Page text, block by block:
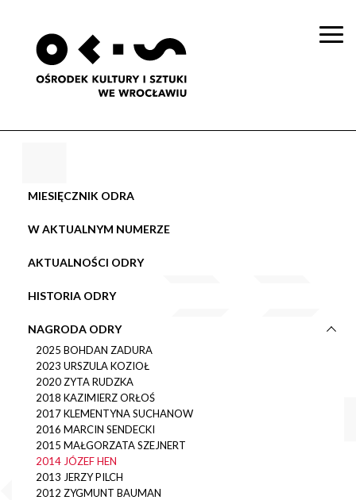
MIESIĘCZNIK ODRA
W AKTUALNYM NUMERZE
AKTUALNOŚCI ODRY
HISTORIA ODRY
NAGRODA ODRY
2025 BOHDAN ZADURA
2023 URSZULA KOZIOŁ
2020 ZYTA RUDZKA
2018 KAZIMIERZ ORŁOŚ
2017 KLEMENTYNA SUCHANOW
2016 MARCIN SENDECKI
2015 MAŁGORZATA SZEJNERT
2014 JÓZEF HEN
2013 JERZY PILCH
2012 ZYGMUNT BAUMAN